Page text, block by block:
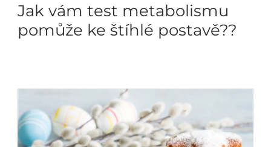
Jak vám test metabolismu
pomůže ke štíhlé postavě??